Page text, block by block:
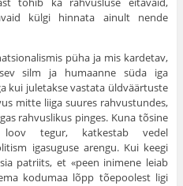
külgi hinnata ainult nende
püha ja mis kardetav,
silm ja humaanne süda iga
kui juletakse vas­tata üldväärtuste
mitte liiga suures rahvustundes,
rah­vuslikus pinges. Kuna tõsine
tegur, katkestab vedel
igasuguse arengu. Kui keegi
patriits, et «peen inimene leiab
kodumaa lõpp tõepoolest ligi